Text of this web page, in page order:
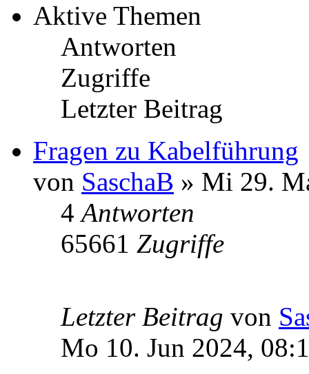
Aktive Themen
Antworten
Zugriffe
Letzter Beitrag
Fragen zu Kabelführung
von SaschaB » Mi 29.
4Antworten
65661 Zugriffe
Letzter Beitrag von
Mo 10. Jun 2024,